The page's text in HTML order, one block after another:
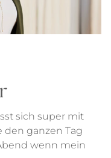
sich super mit
den ganzen Tag
wenn mein